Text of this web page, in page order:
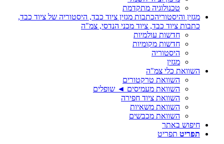
טכנולוגיה מתקדמת
מגזין והיסטוריהכתבות מגזין ציוד כבד, היסטוריה של ציוד כבד,
כתבות ציוד כבד, ציוד מכני הנדסי, צמ"ה
חדשות עולמיות
חדשות מקומיות
היסטוריה
מגזין
השוואת כלי צמ"ה
השוואת טרקטורים
השוואת מעמיסים ◄ שופלים
השוואת ציוד חפירה
השוואת משאיות
השוואת מכבשים
חיפוש באתר
תפריט תפריט